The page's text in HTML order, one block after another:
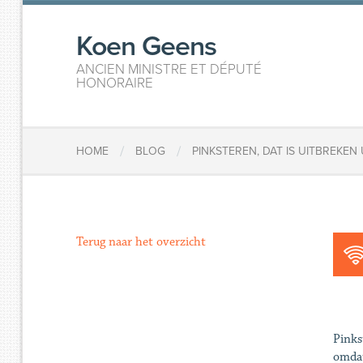
Koen Geens
ANCIEN MINISTRE ET DÉPUTÉ
HONORAIRE
HOME / BLOG / PINKSTEREN, DAT IS
Terug naar het overzicht